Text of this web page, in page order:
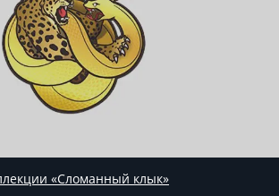
«Сломанный клык»